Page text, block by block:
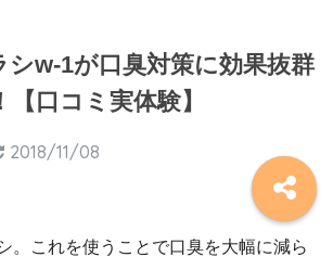
シw-1が口臭対策に効果抜群
口コミ実体験】
2018/11/08
。これを使うことで口臭を大幅に減ら